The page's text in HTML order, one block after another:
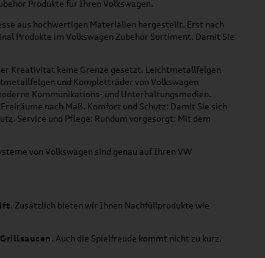
Produkte für Ihren Volkswagen.
aus hochwertigen Materialien hergestellt. Erst nach
Produkte im Volkswagen Zubehör Sortiment. Damit Sie
Kreativität keine Grenze gesetzt. Leichtmetallfelgen
und Kompletträder von Volkswagen
Kommunikations- und Unterhaltungsmedien.
nach Maß. Komfort und Schutz: Damit Sie sich
Service und Pflege: Rundum vorgesorgt: Mit dem
von Volkswagen sind genau auf Ihren VW
. Zusätzlich bieten wir Ihnen Nachfüllprodukte wie
Grillsaucen. Auch die Spielfreude kommt nicht zu kurz.